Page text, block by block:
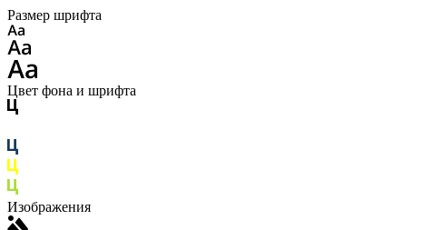
Размер шрифта
Цвет фона и шрифта
Изображения